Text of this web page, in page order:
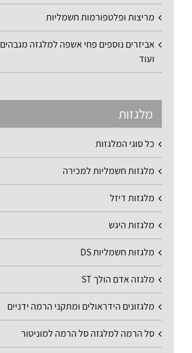
מריצות ופלטפורמות חשמליות
אביזרים נוספים פחי אשפה למלגזה מגבהים
ועוד
מלגזות
כל סוגי המלגזות
מלגזות חשמליות למכירה
מלגזות דיזל
מלגזות היגש
מלגזות חשמליות DS
מלגזה אדם הולך ST
מלגזונים הידראולים ומתקני הרמה ידניים
סל הרמה למלגזה סל הרמה למוניטור